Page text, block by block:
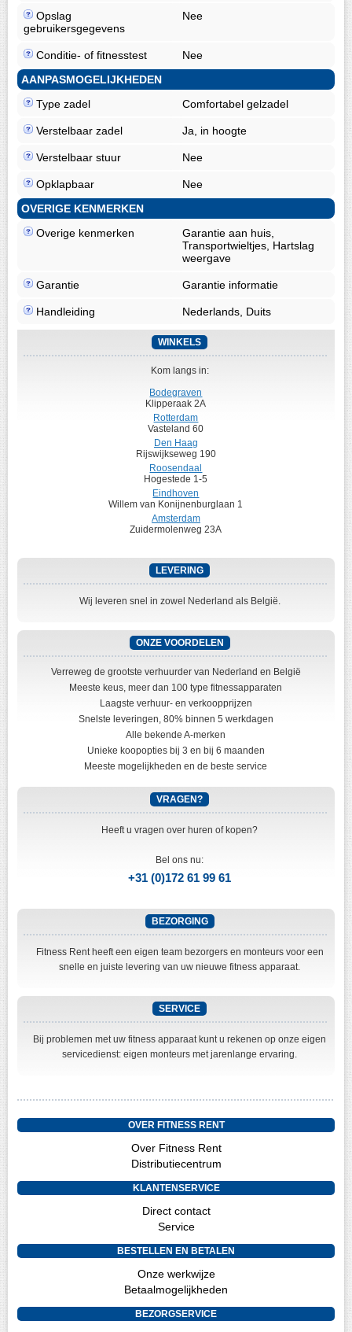
Opslag
gebruikersgegevens
Nee
Conditie- of fitnesstest
Nee
AANPASMOGELIJKHEDEN
Type zadel
Comfortabel gelzadel
Verstelbaar zadel Ja, in hoogte
Verstelbaar stuur Nee
Opklapbaar
Nee
OVERIGE KENMERKEN
Overige kenmerken
Garantie aan huis,
Transportwieltjes, Hartslag
weergave
Garantie Garantie informatie
Handleiding Nederlands, Duits
WINKELS
Kom langs in:
Bodegraven
Klipperaak 2A
Rotterdam
Vasteland 60
Den Haag
Rijswijkseweg 190
Roosendaal
Hogestede 1-5
Eindhoven
Willem van Konijnenburglaan 1
Amsterdam
Zuidermolenweg 23A
LEVERING
Wij leveren snel in zowel Nederland als België.
ONZE VOORDELEN
Verreweg de grootste verhuurder van Nederland en België
Meeste keus, meer dan 100 type fitnessapparaten
Laagste verhuur- en verkoopprijzen
Snelste leveringen, 80% binnen 5 werkdagen
Alle bekende A-merken
Unieke koopopties bij 3 en bij 6 maanden
Meeste mogelijkheden en de beste service
VRAGEN?
Heeft u vragen over huren of kopen?
Bel ons nu:
+31 (0)172 61 99 61
BEZORGING
Fitness Rent heeft een eigen team bezorgers en monteurs voor een
snelle en juiste levering van uw nieuwe fitness apparaat.
SERVICE
Bij problemen met uw fitness apparaat kunt u rekenen op onze eigen
servicedienst: eigen monteurs met jarenlange ervaring.
OVER FITNESS RENT
Over Fitness Rent
Distributiecentrum
KLANTENSERVICE
Direct contact
Service
BESTELLEN EN BETALEN
Onze werkwijze
Betaalmogelijkheden
BEZORGSERVICE